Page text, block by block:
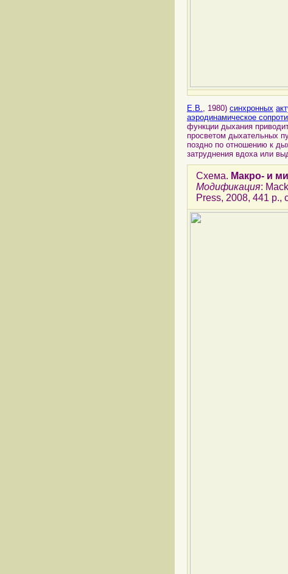
Е.В., 1980) синхронных
аэродинамическое
функции дыхания
просветом дыхательных
поздно по отношению к
затруднения вдоха или
Схема. Макро- и
Модификация:
Press, 2008, 441 p.,